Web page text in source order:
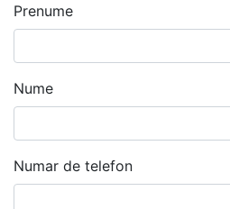
Prenume
Nume
Numar de telefon